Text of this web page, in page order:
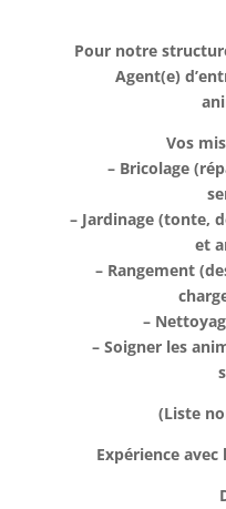
Pour notre
Agent(e)
Vos
– Bricolage
– Jardinage (tonte,
et
– Rangement
–
– Soigner les
(Liste
Expérience